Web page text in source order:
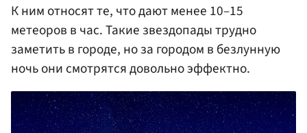
К ним относят те, что дают менее 10–15
метеоров в час. Такие звездопады трудно
заметить в городе, но за городом в безлунную
ночь они смотрятся довольно эффектно.